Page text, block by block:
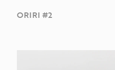
ORIRI #2